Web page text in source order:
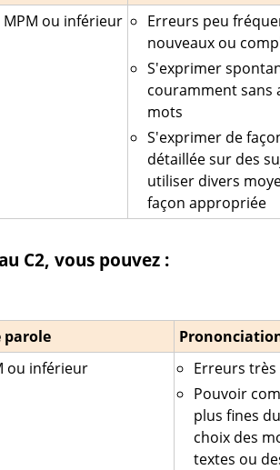
ou inférieur
Erreurs peu
nouveaux ou
S'exprimer
couramment sans
mots
S'exprimer de
détaillée sur des
utiliser divers
façon appropriée
C2, vous pouvez :
parole
ou inférieur
Erreurs
Pouvoir
plus fines
choix des
textes ou